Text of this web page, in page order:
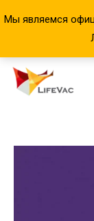
Мы являемся
Перейти